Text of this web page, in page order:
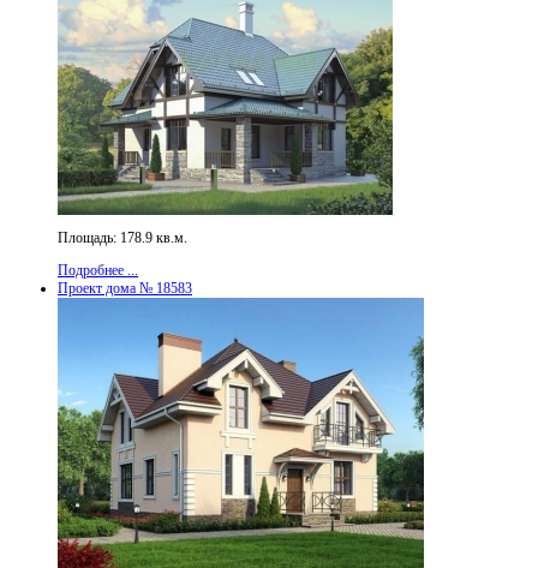
Площадь: 178.9 кв.м.
Подробнее ...
Проект дома № 18583